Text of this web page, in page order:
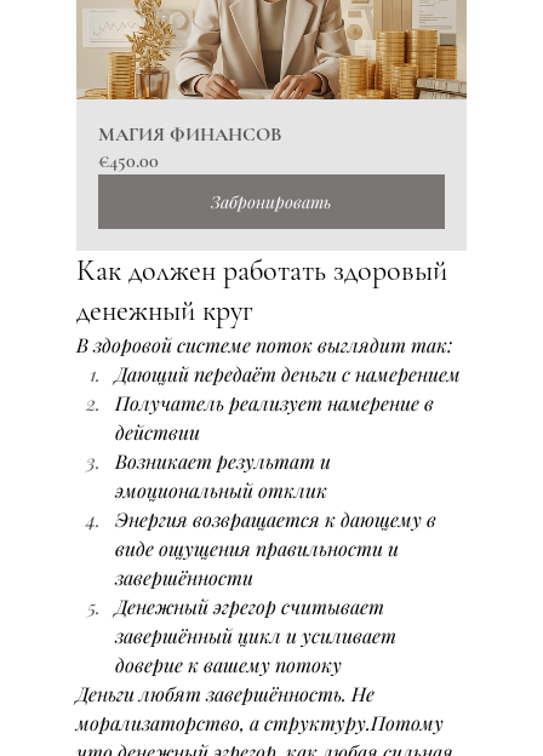
МАГИЯ ФИНАНСОВ
€450.00
Забронировать
Как должен работать здоровый
денежный круг
В здоровой системе поток выглядит так:
Дающий передаёт деньги с намерением
Получатель реализует намерение в
действии
Возникает результат и
эмоциональный отклик
Энергия возвращается к дающему в
виде ощущения правильности и
завершённости
Денежный эгрегор считывает
завершённый цикл и усиливает
доверие к вашему потоку
Деньги любят завершённость. Не
морализаторство, а структуру.Потому